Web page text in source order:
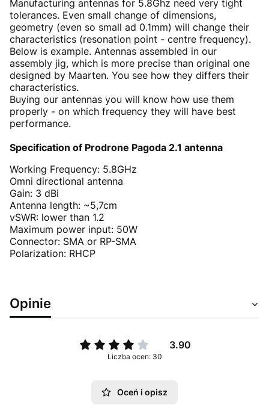
Manufacturing antennas for 5.8Ghz need very tight
tolerances. Even small change of dimensions,
geometry (even so small ad 0.1mm) will change their
characteristics (resonation point - centre frequency).
Below is example. Antennas assembled in our
assembly jig, which is more precise than original one
designed by Maarten. You see how they differs their
characteristics.
Buying our antennas you will know how use them
properly - on which frequency they will have best
performance.
Specification of Prodrone Pagoda 2.1 antenna
Working Frequency: 5.8GHz
Omni directional antenna
Gain: 3 dBi
Antenna length: ~5,7cm
vSWR: lower than 1.2
Maximum power input: 50W
Connector: SMA or RP-SMA
Polarization: RHCP
Opinie
3.90
Liczba ocen: 30
Oceń i opisz